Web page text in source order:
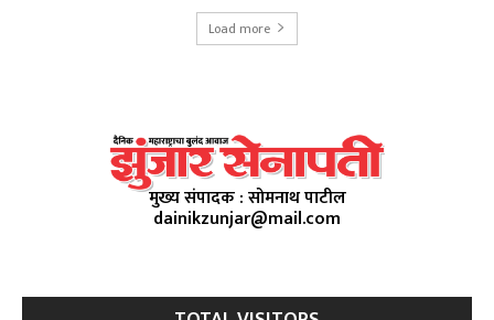
Load more
मुख्य संपादक : सोमनाथ पाटील
dainikzunjar@mail.com